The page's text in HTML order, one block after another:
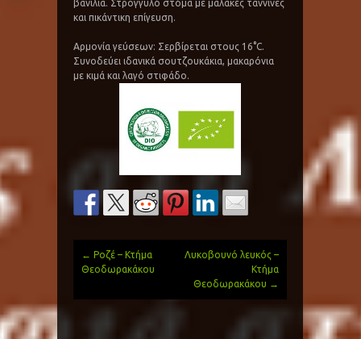
βανίλια. Στρογγυλό στόμα με μαλακές ταννίνες
και πικάντικη επίγευση.
Αρμονία γεύσεων: Σερβίρεται στους 16°C.
Συνοδεύει ιδανικά σουτζουκάκια, μακαρόνια
με κιμά και λαγό στιφάδο.
Post
navigation
← Ροζέ – Κτήμα
Θεοδωρακάκου
Λυκοβουνό λευκός –
Κτήμα
Θεοδωρακάκου →